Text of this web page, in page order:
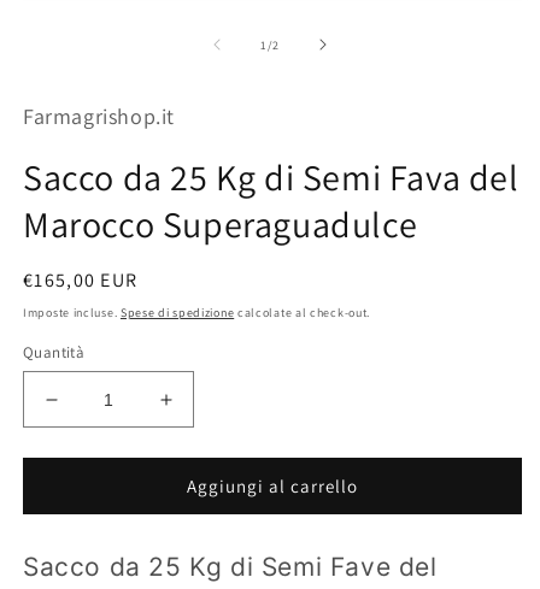
modale
1 /su2
Farmagrishop.it
Sacco da 25 Kg di Semi Fava del
Marocco Superaguadulce
Prezzo
di
€165,00 EUR
Imposte incluse. Spese di spedizione calcolate al check-out.
Quantità
Diminuisci
quantità
per
da
Kg
Aumenta
quantità
per
Sacco
da
Kg
Aggiungi al carrello
Sacco da 25 Kg di Semi Fave del